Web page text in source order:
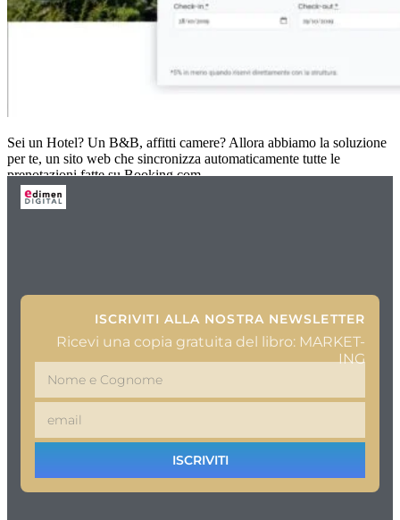
Sei un Hotel? Un B&B, affitti camere? Allora abbiamo la soluzione
per te, un sito web che sincronizza automaticamente tutte le
prenotazioni fatte su Booking.com,
ISCRIVITI ALLA NOSTRA NEWSLETTER
Ricevi una copia gratuita del libro: MARKET-
ING
ISCRIVITI